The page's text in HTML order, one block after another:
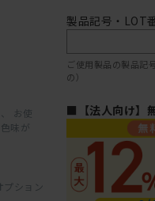
お使
味が
プション
製品記号・LOT
ご使用製品の製品記
の）
■【法人向け】